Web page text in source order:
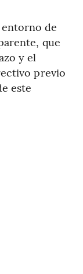
entorno de
que
y el
previo
este